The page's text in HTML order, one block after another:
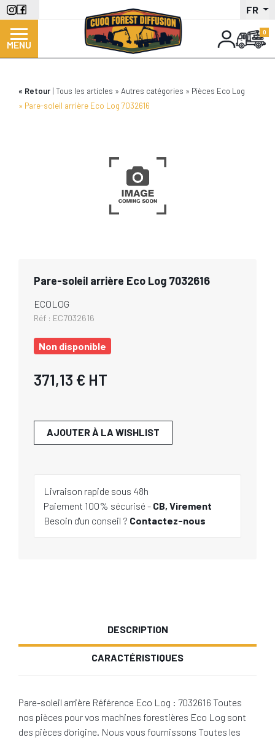
Aller
au
contenu
principal
FR
MENU
Retour Tous les articles Autres catégories
Pièces Eco Log
Pare-soleil arrière Eco Log 7032616
Pare-soleil arrière Eco Log 7032616
ECOLOG
Réf : EC7032616
Non disponible
371,13 € HT
AJOUTER À LA WISHLIST
Livraison rapide sous 48h
Paiement 100% sécurisé - CB, Virement
Besoin d'un conseil ? Contactez-nous
DESCRIPTION
CARACTÉRISTIQUES
Pare-soleil arrière Référence Eco Log : 7032616 Toutes
nos pièces pour vos machines forestières Eco Log sont
des pièces d'origine. Nous vous fournissons Toutes les